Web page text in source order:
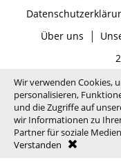
Über uns |
Wir verwenden Cookies,
personalisieren,
und die Zugriffe auf
wir Informationen zu
Partner für soziale
Verstanden